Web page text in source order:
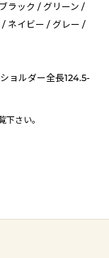
ラック / グリーン /
ネイビー / グレー /
ョルダー全長124.5-
下さい。